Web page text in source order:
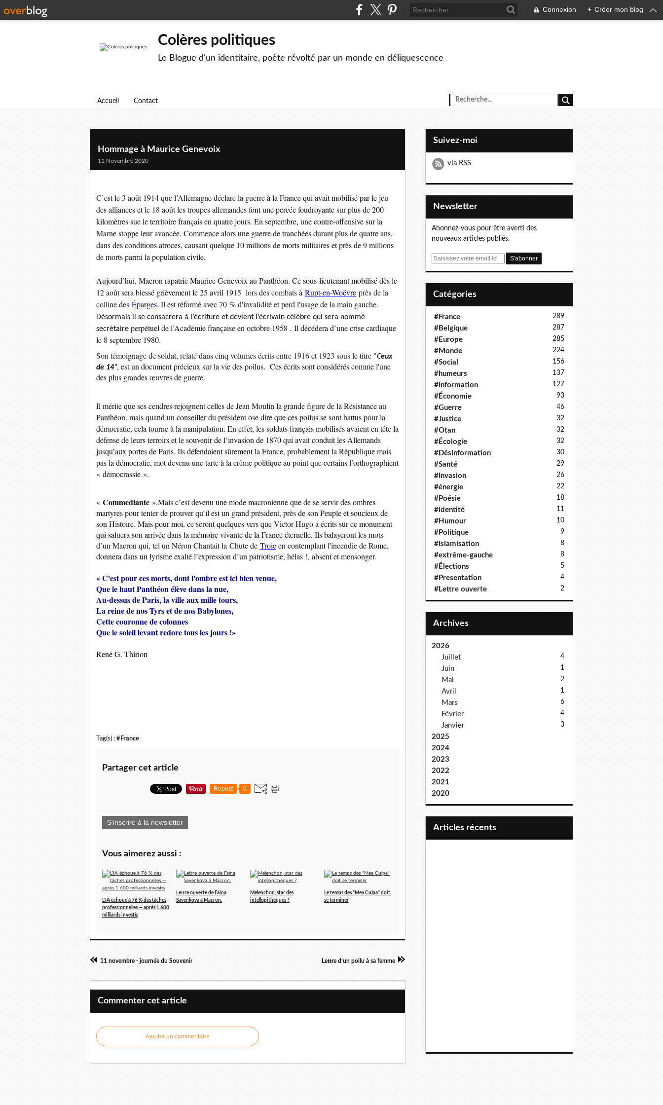
Connexion + Créer mon blog
Colères politiques
Le Blogue d'un identitaire, poète révolté par un monde en déliquescence
Accueil Contact
Hommage à Maurice Genevoix
11 Novembre 2020
C’est le 3 août 1914 que l’Allemagne déclare la guerre à la France qui avait mobilisé par le jeu
des alliances et le 18 août les troupes allemandes font une percée foudroyante sur plus de 200
kilomètres sue le territoire français en quatre jours. En septembre, une contre-offensive sur la
Marne stoppe leur avancée. Commence alors une guerre de tranchées durant plus de quatre ans,
dans des conditions atroces, causant quelque 10 millions de morts militaires et près de 9 millions
de morts parmi la population civile.
Aujourd’hui, Macron rapatrie Maurice Genevoix au Panthéon. Ce sous-lieutenant mobilisé dès le
12 août sera blessé grièvement le 25 avril 1915 lors des combats à Rupt-en-Woëvre près de la
colline des Éparges. Il est réformé avec 70 % d'invalidité et perd l'usage de la main gauche.
Désormais il se consacrera à l’écriture et devient l’écrivain célèbre qui sera nommé
secrétaire perpétuel de l’Académie française en octobre 1958 . Il décédera d’une crise cardiaque
le 8 septembre 1980.
Son témoignage de soldat, relaté dans cinq volumes écrits entre 1916 et 1923 sous le titre "Ceux
de 14", est un document précieux sur la vie des poilus. Ces écrits sont considérés comme l'une
des plus grandes œuvres de guerre.
Il mérite que ses cendres rejoignent celles de Jean Moulin la grande figure de la Résistance au
Panthéon, mais quand un conseiller du président ose dire que ces poilus se sont battus pour la
démocratie, cela tourne à la manipulation. En effet, les soldats français mobilisés avaient en tête la
défense de leurs terroirs et le souvenir de l’invasion de 1870 qui avait conduit les Allemands
jusqu’aux portes de Paris. Ils défendaient sûrement la France, probablement la République mais
pas la démocratie, mot devenu une tarte à la crème politique au point que certains l’orthographient
« démocrassie ».
« Commediante ».Mais c’est devenu une mode macronienne que de se servir des ombres
martyres pour tenter de prouver qu’il est un grand président, près de son Peuple et soucieux de
son Histoire. Mais pour moi, ce seront quelques vers que Victor Hugo a écrits sur ce monument
qui saluera son arrivée dans la mémoire vivante de la France éternelle. Ils balayeront les mots
d’un Macron qui, tel un Néron Chantait la Chute de Troieen contemplant l'incendie de Rome,
donnera dans un lyrisme exalté l’expression d’un patriotisme, hélas !, absent et mensonger.
« C'est pour ces morts, dont l'ombre est ici bien venue,
Que le haut Panthéon élève dans la nue,
Au-dessus de Paris, la ville aux mille tours,
La reine de nos Tyrs et de nos Babylones,
Cette couronne de colonnes
Que le soleil levant redore tous les jours !»
René G. Thirion
Tag(s) : #France
Partager cet article
Repost 0
S'inscrire à la newsletter
Vous aimerez aussi :
L’IA échoue à 76 % des tâches
professionnelles — après 1 600
milliards investis
Lettre ouverte de Faina
Savenkova à Macron.
Melenchon, star des
intellopithèques ?
Le temps des "Mea Culpa" doit
se terminer
11 novembre - journée du Souvenir Lettre d’un poilu à sa femme
Commenter cet article
Ajouter un commentaire
Suivez-moi
via RSS
Newsletter
Abonnez-vous pour être averti des
nouveaux articles publiés.
E
Catégories
#France 289
#Belgique 287
#Europe 285
#Monde 224
#Social 156
#humeurs 137
#Information 127
#Économie 93
#Guerre 46
#Justice 32
#Otan 32
#Écologie 32
#Désinformation 30
#Santé 29
#Invasion 26
#énergie 22
#Poésie 18
#identité 11
#Humour 10
#Politique 9
#Islamisation 8
#extrême-gauche 8
#Élections 5
#Presentation 4
#Lettre ouverte 2
Archives
2026
Juillet
4
Juin 1
Mai 2
Avril 1
Mars 6
Février 4
Janvier 3
2025
2024
2023
2022
2021
2020
articles récents